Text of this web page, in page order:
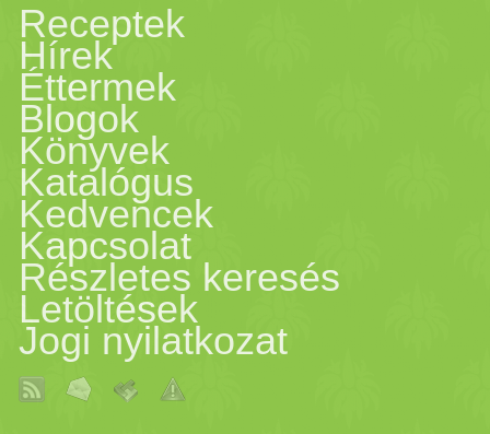
Receptek
Hírek
Éttermek
Blogok
Könyvek
Katalógus
Kedvencek
Kapcsolat
Részletes keresés
Letöltések
Jogi nyilatkozat